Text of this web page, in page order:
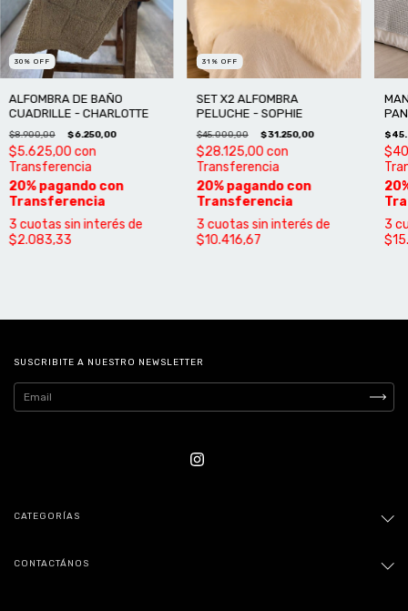
30 % OFF
ALFOMBRA DE BAÑO
CUADRILLE - CHARLOTTE
$8.900,00 $6.250,00
$5.625,00 con
Transferencia
3 cuotas sin interés de
$2.083,33
31 % OFF
SET X2 ALFOMBRA
PELUCHE - SOPHIE
$45.000,00 $31.250,00
$28.125,00 con
Transferencia
3 cuotas sin interés de
$10.416,67
3
SUSCRIBITE A NUESTRO NEWSLETTER
CATEGORÍAS
CONTACTÁNOS